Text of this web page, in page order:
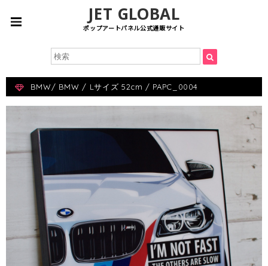
JET GLOBAL
ポップアートパネル公式通販サイト
BMW/ BMW / Lサイズ 52cm / PAPC_0004